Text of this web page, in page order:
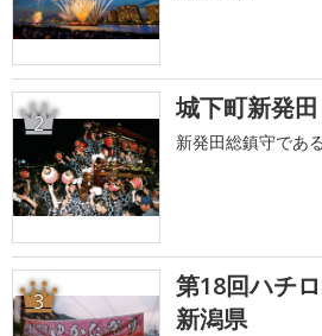
2 城下町新発
新発田総鎮守であ
3
第18回ハチ
新潟県